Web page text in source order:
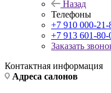
Назад
Телефоны
+7 910 000-21-
+7 913 601-80-
Заказать
Контактная информация
Адреса салонов